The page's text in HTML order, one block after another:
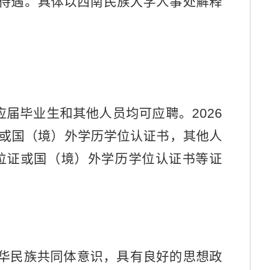
毕业生和其他人员均可应聘。2026
国（境）外学历学位认证书，其他人
或国（境）外学历学位认证书等证
民族共同体意识，具有良好的思想政